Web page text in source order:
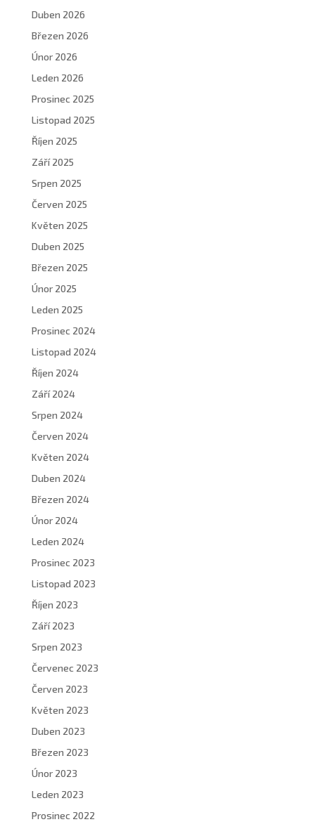
Duben 2026
Březen 2026
Únor 2026
Leden 2026
Prosinec 2025
Listopad 2025
Říjen 2025
Září 2025
Srpen 2025
Červen 2025
Květen 2025
Duben 2025
Březen 2025
Únor 2025
Leden 2025
Prosinec 2024
Listopad 2024
Říjen 2024
Září 2024
Srpen 2024
Červen 2024
Květen 2024
Duben 2024
Březen 2024
Únor 2024
Leden 2024
Prosinec 2023
Listopad 2023
Říjen 2023
Září 2023
Srpen 2023
Červenec 2023
Červen 2023
Květen 2023
Duben 2023
Březen 2023
Únor 2023
Leden 2023
Prosinec 2022